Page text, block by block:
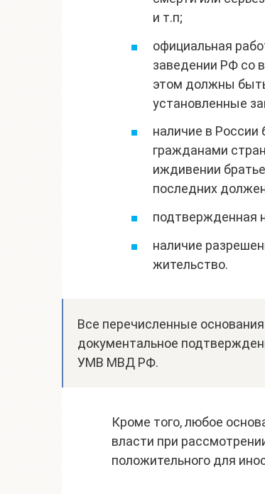
и т.п;
официальная
заведении РФ со
этом должны
установленные
наличие в России
гражданами
иждивении
последних
подтвержденная
наличие
жительство.
Все перечисленные
документальное
УМВ МВД РФ.
Кроме того, любое
власти при
положительного для